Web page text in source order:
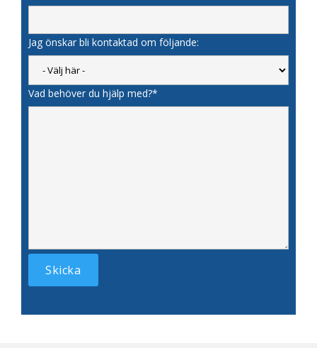
Jag önskar bli kontaktad om följande:
Vad behöver du hjälp med?*